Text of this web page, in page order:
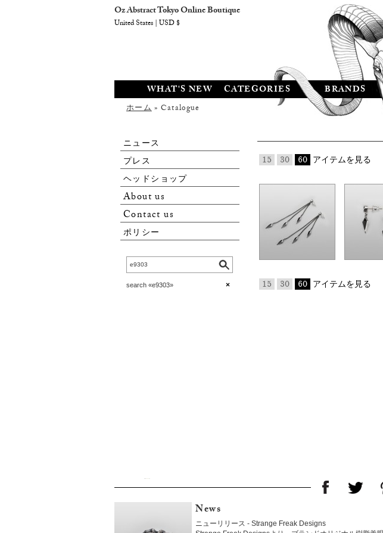
WHAT'S NEW CATEGORIES BRANDS
ホーム» Catalogue
ニュース
プレス
ヘッドショップ
About us
Contact us
ポリシー
×
search «e9303»
15 30 60 アイテムを見る
15 30 60 アイテムを見る
Oz Abstract Tokyo Online Boutique
United States | USD $
News
ニューリリース - Strange Freak Designs